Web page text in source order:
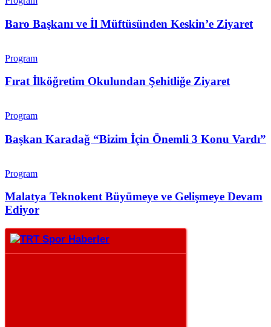
Baro Başkanı ve İl Müftüsünden Keskin’e Ziyaret
Program
Fırat İlköğretim Okulundan Şehitliğe Ziyaret
Program
Başkan Karadağ “Bizim İçin Önemli 3 Konu Vardı”
Program
Malatya Teknokent Büyümeye ve Gelişmeye Devam
Ediyor